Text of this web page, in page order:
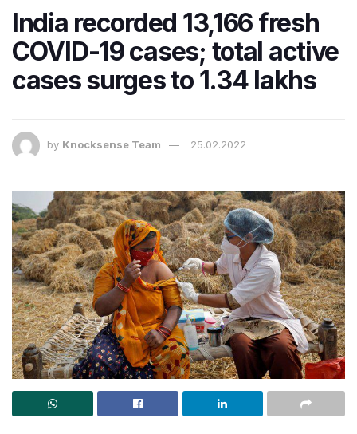
India recorded 13,166 fresh
COVID-19 cases; total active
cases surges to 1.34 lakhs
by Knocksense Team 25.02.2022